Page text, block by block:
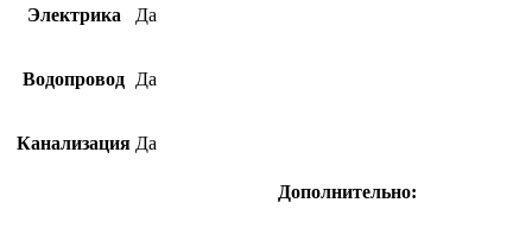
Электрика Да
Водопровод Да
Канализация Да
Дополнительно: